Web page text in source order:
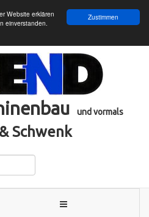
Zustimmen
Website erklären
einverstanden.
und vormals
Schwenk